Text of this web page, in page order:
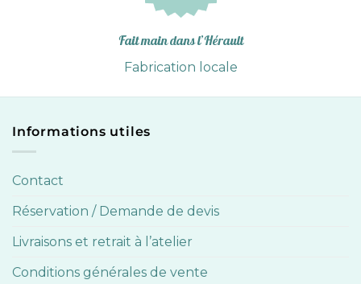
Fait main dans l’Hérault
Fabrication locale
Informations utiles
Contact
Réservation / Demande de devis
Livraisons et retrait à l’atelier
Conditions générales de vente